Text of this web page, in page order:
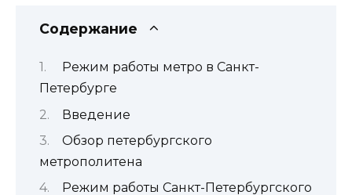
Содержание
Режим работы метро в Санкт-
Петербурге
Введение
Обзор петербургского
метрополитена
Режим работы Санкт-Петербургского